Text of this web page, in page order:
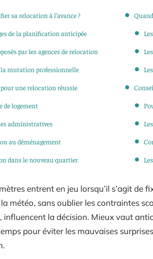
sa relocation à l’avance ?
de la planification anticipée
par les agences de relocation
mutation professionnelle
pour une relocation réussie
de logement
administratives
au déménagement
dans le nouveau quartier
entrent en jeu lorsqu’il s’agit de
météo, sans oublier les contraintes
influencent la décision. Mieux vaut
pour éviter les mauvaises